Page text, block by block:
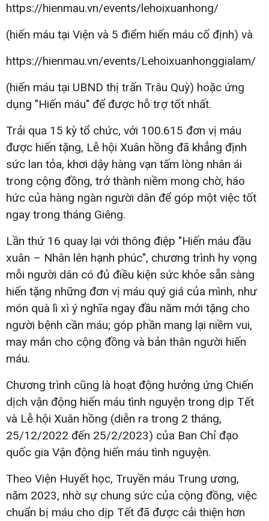
https://hienmau.vn/events/lehoixuanhong/
(hiến máu tại Viện và 5 điểm hiến máu cố định) và
https://hienmau.vn/events/Lehoixuanhonggialam/
(hiến máu tại UBND thị trấn Trâu Quỳ) hoặc ứng
dụng "Hiến máu" để được hỗ trợ tốt nhất.
Trải qua 15 kỳ tổ chức, với 100.615 đơn vị máu
được hiến tặng, Lễ hội Xuân hồng đã khẳng định
sức lan tỏa, khơi dậy hàng vạn tấm lòng nhân ái
trong cộng đồng, trở thành niềm mong chờ, háo
hức của hàng ngàn người dân để góp một việc tốt
ngay trong tháng Giêng.
Lần thứ 16 quay lại với thông điệp "Hiến máu đầu
xuân – Nhân lên hạnh phúc", chương trình hy vọng
mỗi người dân có đủ điều kiện sức khỏe sẵn sàng
hiến tặng những đơn vị máu quý giá của mình, như
món quà lì xì ý nghĩa ngay đầu năm mới tặng cho
người bệnh cần máu; góp phần mang lại niềm vui,
may mắn cho cộng đồng và bản thân người hiến
máu.
Chương trình cũng là hoạt động hưởng ứng Chiến
dịch vận động hiến máu tình nguyện trong dịp Tết
và Lễ hội Xuân hồng (diễn ra trong 2 tháng,
25/12/2022 đến 25/2/2023) của Ban Chỉ đạo
quốc gia Vận động hiến máu tình nguyện.
Theo Viện Huyết học, Truyền máu Trung ương,
năm 2023, nhờ sự chung sức của cộng đồng, việc
chuẩn bị máu cho dịp Tết đã được cải thiện hơn